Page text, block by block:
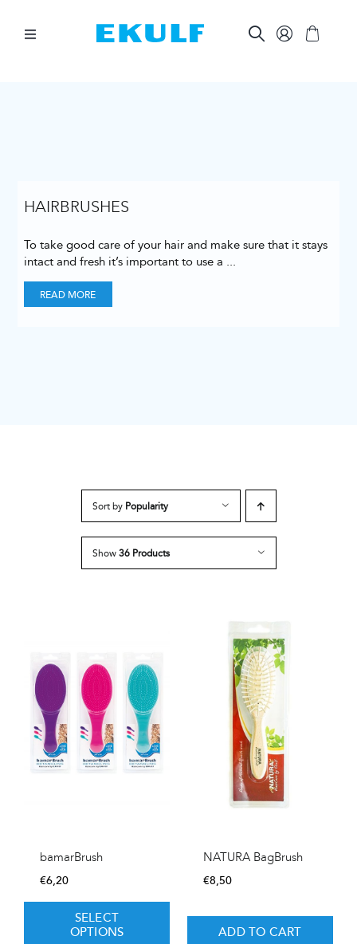
contentToggle
ORAL CARE AIDS
OTHER PRODUCTS
FOR COMPANIES
HAIRBRUSHES
To take good care of your hair and make sure that it stays
intact and fresh it’s important to use a ...
READ MORE
Sort by Popularity
Show36 Products
bamarBrush
€6,20
SELECT
OPTIONS
NATURA BagBrush
€8,50
ADD TO CART